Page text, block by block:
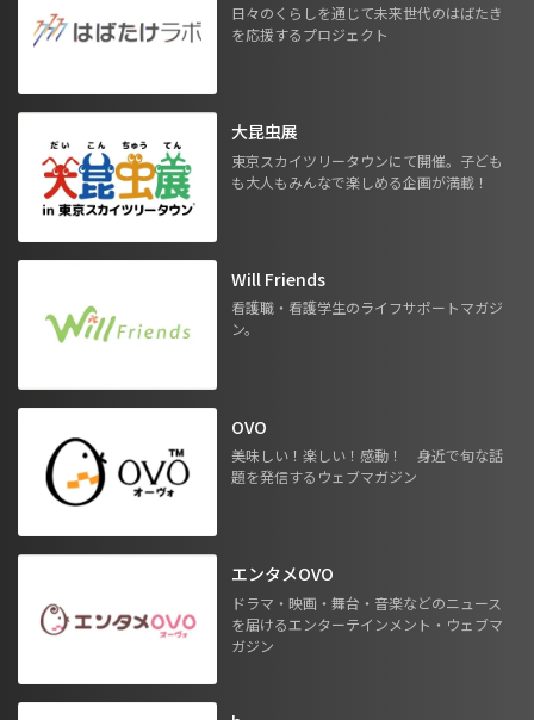
日々のくらしを通じて未来世代のはばたき
を応援するプロジェクト
大昆虫展
東京スカイツリータウンにて開催。子ども
も大人もみんなで楽しめる企画が満載！
Will Friends
看護職・看護学生のライフサポートマガジ
ン。
OVO
美味しい！楽しい！感動！ 身近で旬な話
題を発信するウェブマガジン
エンタメOVO
ドラマ・映画・舞台・音楽などのニュース
を届けるエンターテインメント・ウェブマ
ガジン